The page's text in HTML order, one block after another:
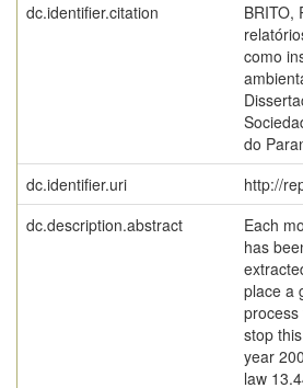
dc.identifier.citation
BRITO,
como
do
dc.identifier.uri
http://
dc.description.abstract
Each
has
place a
stop
year
law